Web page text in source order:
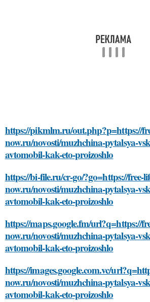
https://pikmlm.ru/out.php?p=https://
now.ru/novosti/muzhchina-pytalsya-
avtomobil-kak-eto-proizoshlo
https://bi-file.ru/cr-go/?go=https://free-
now.ru/novosti/muzhchina-pytalsya-
avtomobil-kak-eto-proizoshlo
https://maps.google.fm/url?q=https://
now.ru/novosti/muzhchina-pytalsya-
avtomobil-kak-eto-proizoshlo
https://images.google.com.vc/
now.ru/novosti/muzhchina-pytalsya-
avtomobil-kak-eto-proizoshlo